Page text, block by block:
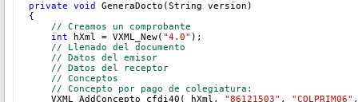
private void
GeneraDocto(String version)
{
// Creamos un comprobante
int hXml = VXML_New( "4.0" );
// Llenado del documento
// Datos del emisor
// Datos del receptor
// Conceptos
// Concepto por pago de colegiatura:
    VXML_AddConcepto_cfdi40( hXml,
"86121503" , "COLPRIM06"